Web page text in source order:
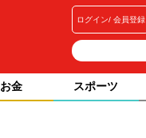
ログイン 会員登録
お金 スポーツ